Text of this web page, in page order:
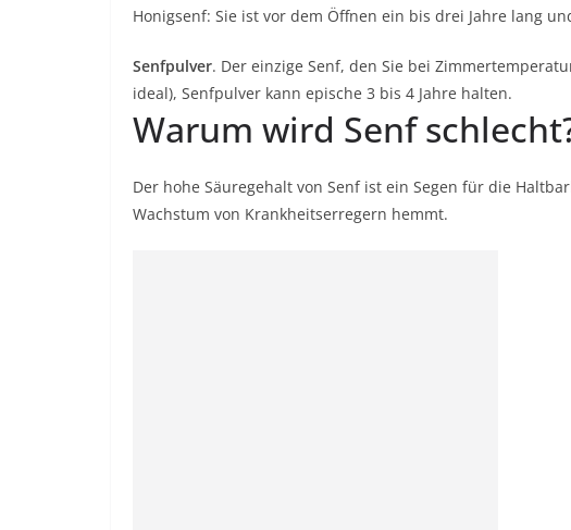
Honigsenf: Sie ist vor dem Öffnen ein bis drei Jahre lang
Senfpulver. Der einzige Senf, den Sie bei
ideal), Senfpulver kann epische 3 bis 4 Jahre halten.
Warum wird Senf
Der hohe Säuregehalt von Senf ist ein Segen für die
Wachstum von Krankheitserregern hemmt.